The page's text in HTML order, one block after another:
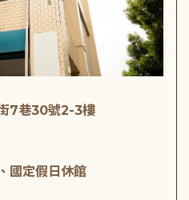
7巷30號2-3樓
國定假日休館